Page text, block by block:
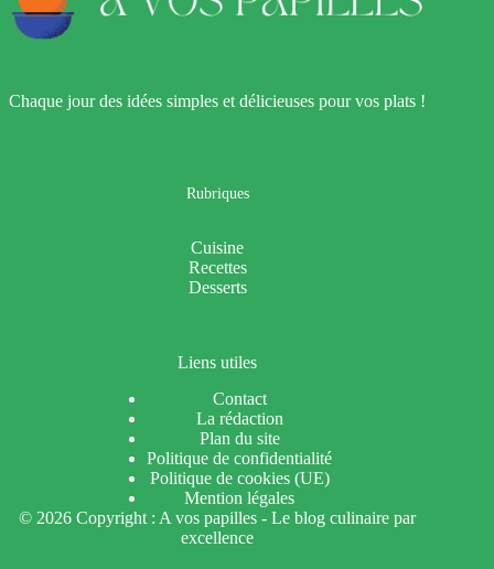
Chaque jour des idées simples et délicieuses pour vos plats !
Rubriques
Cuisine
Recettes
Desserts
Liens utiles
Contact
La rédaction
Plan du site
Politique de confidentialité
Politique de cookies (UE)
Mention légales
© 2026 Copyright : A vos papilles - Le blog culinaire par
excellence